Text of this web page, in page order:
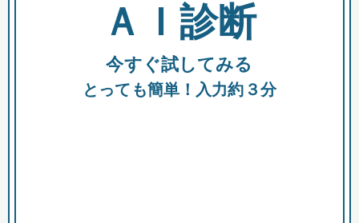
全国の検索結果を含めて表示
助成金 融資 出資
ＡＩ診断
今すぐ試してみる
とっても簡単！入力約３分